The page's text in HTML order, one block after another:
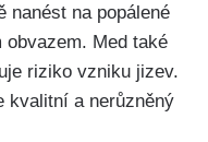
nanést⁣ na popálené
Med také
riziko vzniku jizev.
kvalitní a‍ nerůzněný